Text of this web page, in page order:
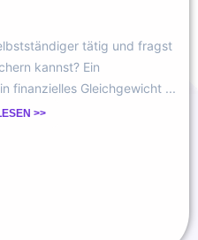
tätig und fragst
kannst? Ein
finanzielles Gleichgewicht ...
>>